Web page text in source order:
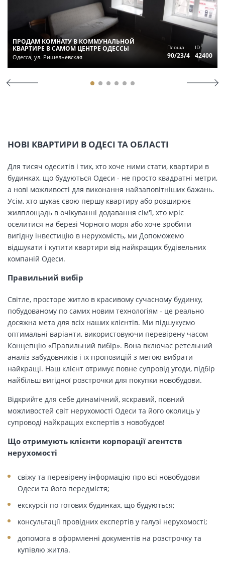
ПРОДАМ КОМНАТУ В КОММУНАЛЬНОЙ
КВАРТИРЕ В САМОМ ЦЕНТРЕ ОДЕССЫ
Одесса, ул. Ришельевская
Площа
90/23/4
ID
42400
НОВІ КВАРТИРИ В ОДЕСІ ТА ОБЛАСТІ
Для тисяч одеситів і тих, хто хоче ними стати, квартири в
будинках, що будуються Одеси - не просто квадратні метри,
а нові можливості для виконання найзаповітніших бажань.
Усім, хто шукає свою першу квартиру або розширює
жилплощадь в очікуванні додавання сім'ї, хто мріє
оселитися на березі Чорного моря або хоче зробити
вигідну інвестицію в нерухомість, ми Допоможемо
відшукати і купити квартири від найкращих будівельних
компаній Одеси.
Правильний вибір
Світле, просторе житло в красивому сучасному будинку,
побудованому по самих новим технологіям - це реально
досяжна мета для всіх наших клієнтів. Ми підшукуємо
оптимальні варіанти, використовуючи перевірену часом
Концепцію «Правильний вибір». Вона включає ретельний
аналіз забудовників і їх пропозицій з метою вибрати
найкращі. Наш клієнт отримує повне супровід угоди, підбір
найбільш вигідної розстрочки для покупки новобудови.
Відкрийте для себе динамічний, яскравий, повний
можливостей світ нерухомості Одеси та його околиць у
супроводі найкращих експертів з новобудов!
Що отримують клієнти корпорації агентств
нерухомості
свіжу та перевірену інформацію про всі новобудови
Одеси та його передмістя;
екскурсії по готових будинках, що будуються;
консультації провідних експертів у галузі нерухомості;
допомога в оформленні документів на розстрочку та
купівлю житла.